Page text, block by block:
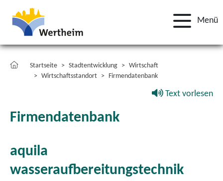
Menü
Startseite Stadtentwicklung
Wirtschaft
Wirtschaftsstandort
Firmendatenbank
Text vorlesen
Firmendatenbank
aquila
wasseraufbereitungstechnik